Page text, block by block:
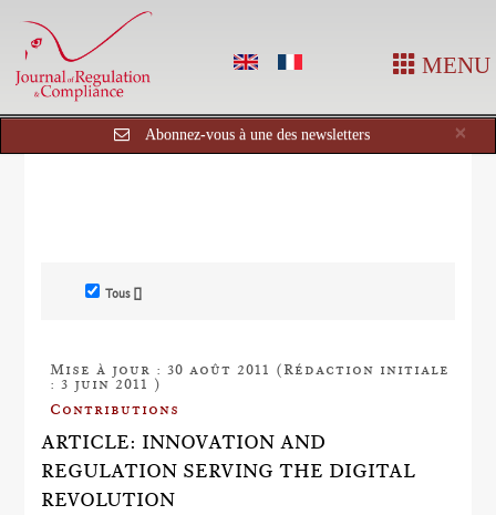
MENU
×
Abonnez-vous à une des newsletters
Tous []
Mise à jour : 30 août 2011 (Rédaction initiale
: 3 juin 2011 )
Contributions
ARTICLE: INNOVATION AND
REGULATION SERVING THE DIGITAL
REVOLUTION